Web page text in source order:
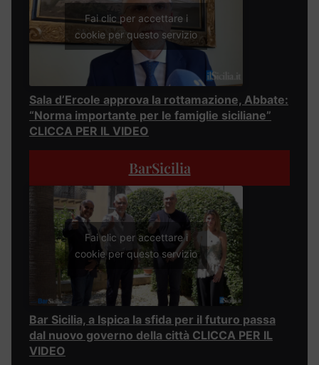
Fai clic per accettare i
cookie per questo servizio
Sala d’Ercole approva la rottamazione, Abbate:
“Norma importante per le famiglie siciliane”
CLICCA PER IL VIDEO
BarSicilia
Fai clic per accettare i
cookie per questo servizio
Bar Sicilia, a Ispica la sfida per il futuro passa
dal nuovo governo della città CLICCA PER IL
VIDEO